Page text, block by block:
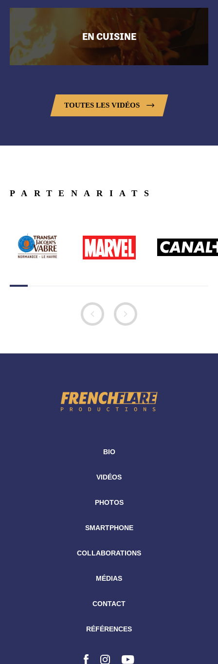
EN CUISINE
TOUTES LES VIDÉOS
PARTENARIATS
BIO
VIDÉOS
PHOTOS
SMARTPHONE
COLLABORATIONS
MÉDIAS
CONTACT
RÉFÉRENCES